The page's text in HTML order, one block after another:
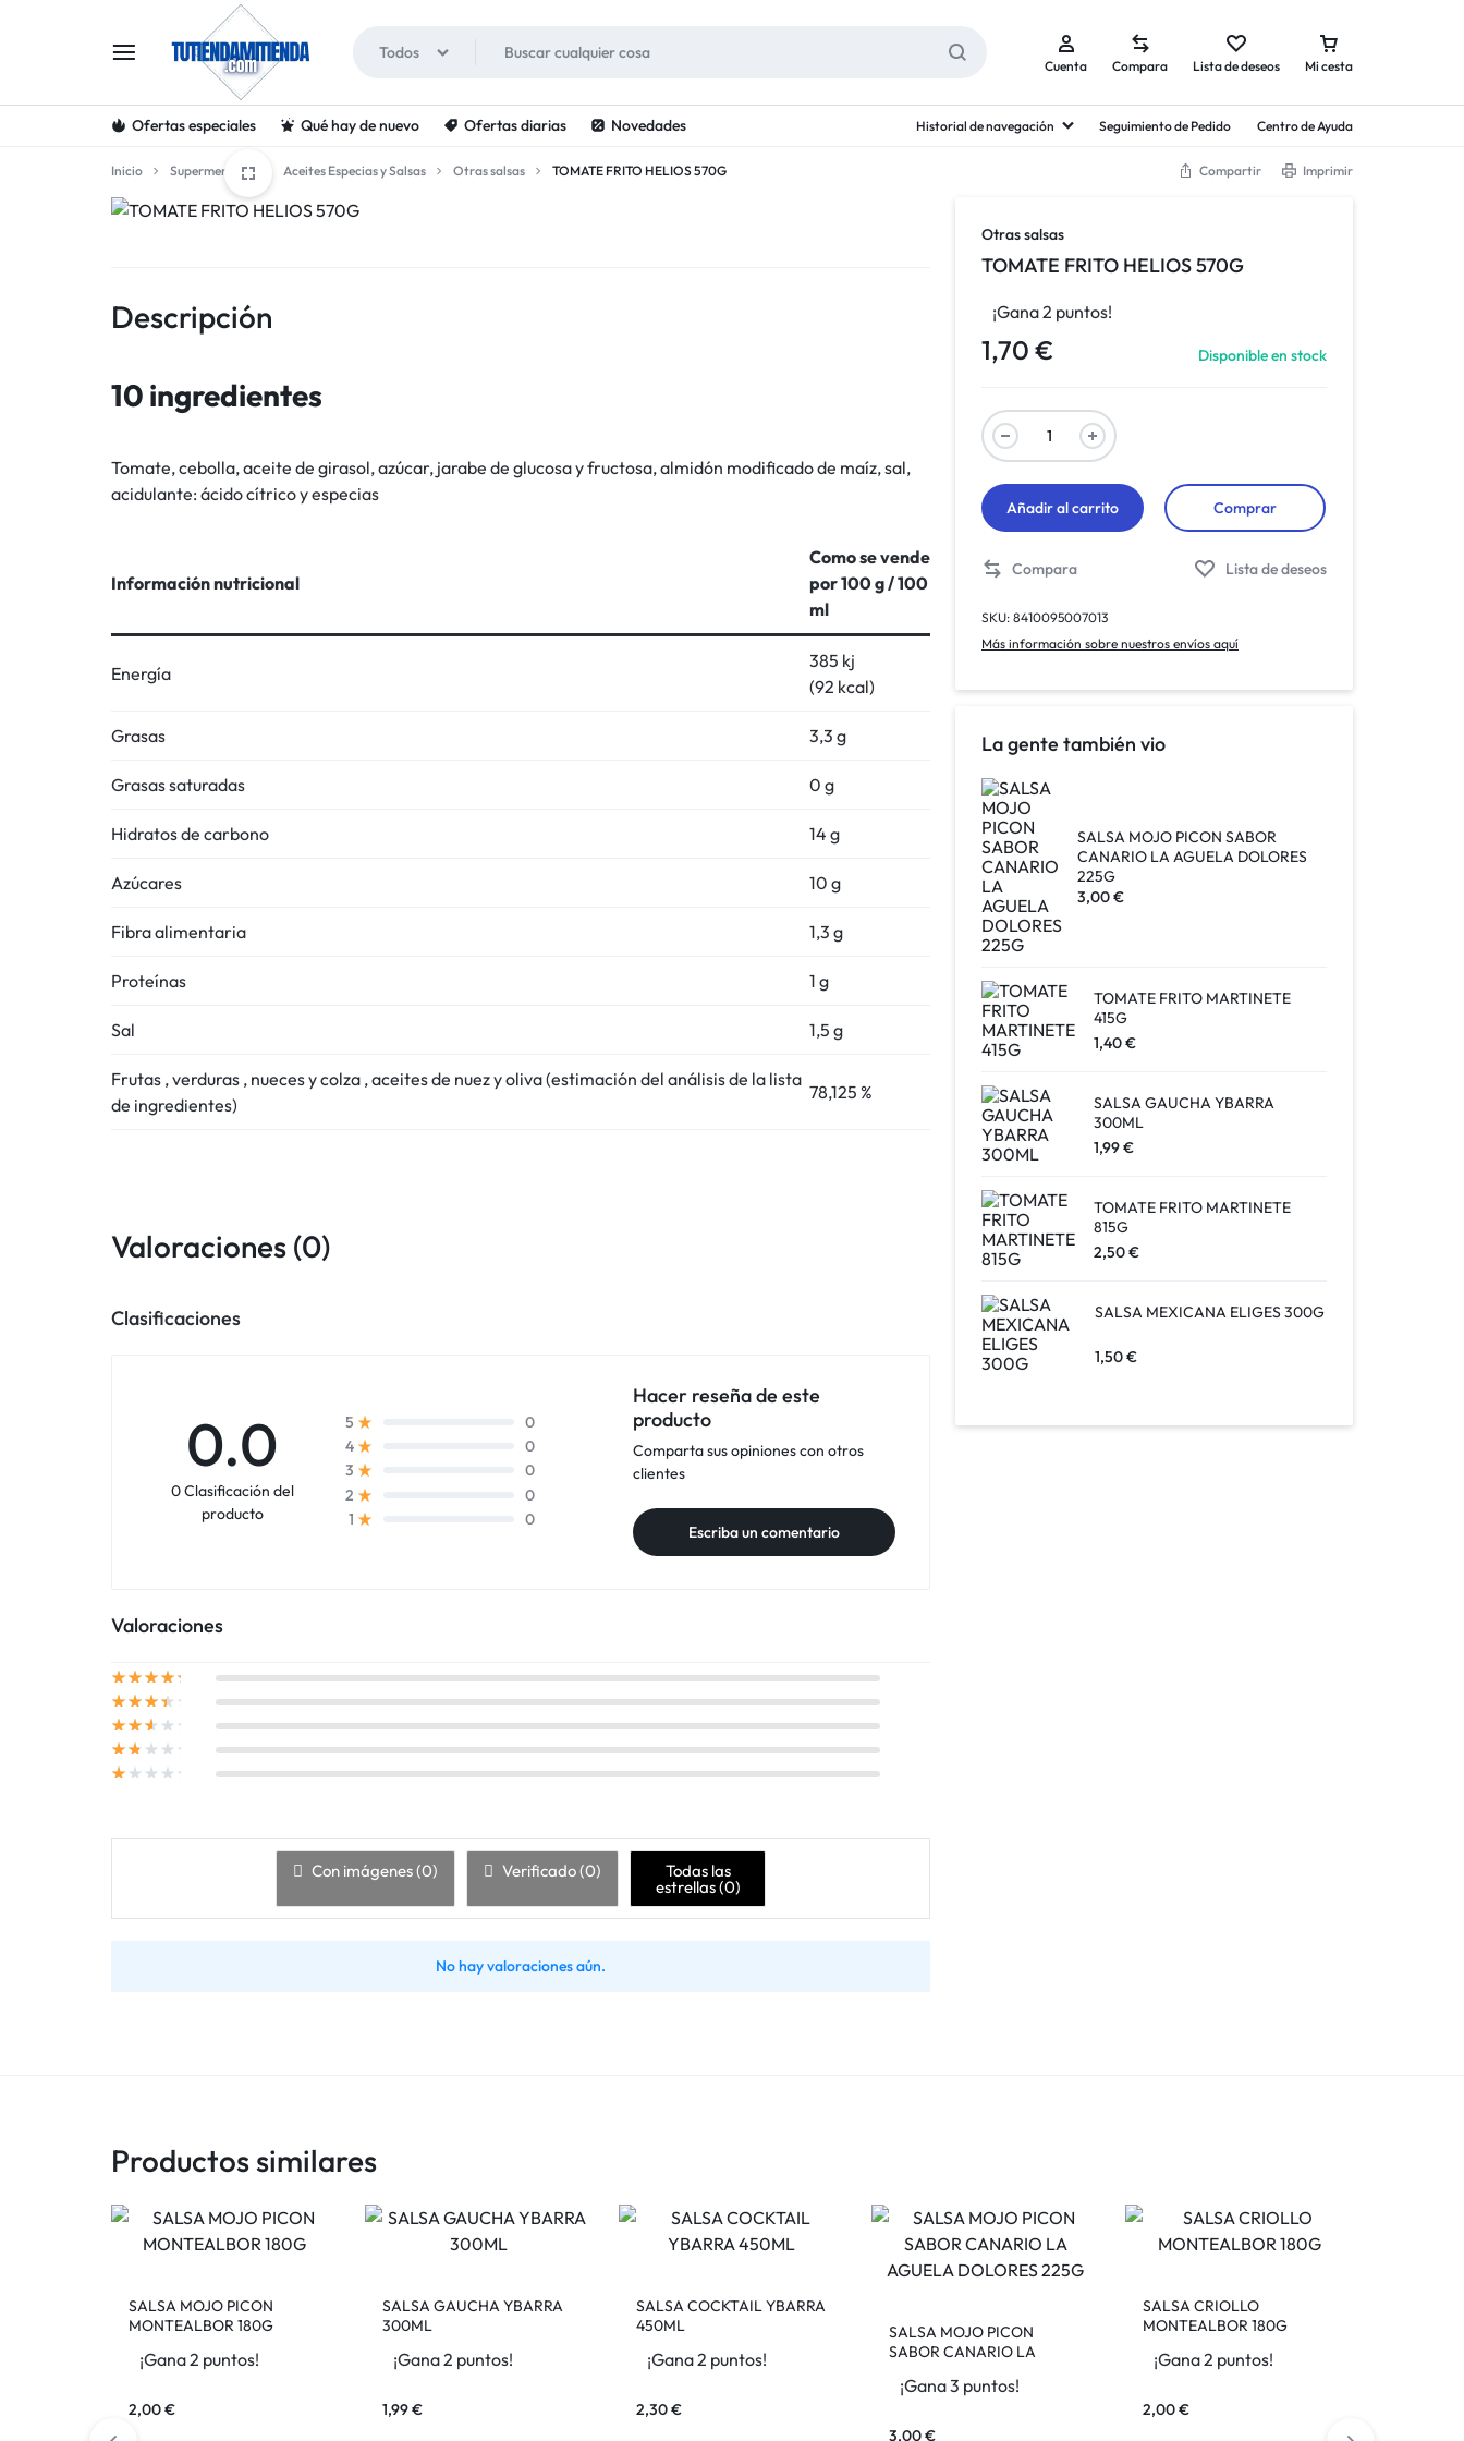
TUTIENDAMITIENDA
Todos
Cuenta Compara Lista de deseos Mi cesta
Ofertas especiales Qué hay de nuevo Ofertas diarias Novedades Historial de navegación Seguimiento de Pedido Centro de Ayuda
Inicio Supermercado Aceites Especias y Salsas Otras salsas TOMATE FRITO HELIOS 570G Compartir Imprimir
Otras salsas
TOMATE FRITO HELIOS 570G
¡Gana 2 puntos!
1,70 € Disponible en stock
Añadir al carrito Comprar
Compara Lista de deseos
SKU: 8410095007013
Más información sobre nuestros envíos aquí
La gente también vio
SALSA MOJO PICON SABOR
CANARIO LA AGUELA DOLORES
225G
3,00€
TOMATE FRITO MARTINETE
415G
1,40€
SALSA GAUCHA YBARRA
300ML
1,99€
TOMATE FRITO MARTINETE
815G
2,50€
SALSA MEXICANA ELIGES 300G
1,50€
Descripción
10 ingredientes
Tomate, cebolla, aceite de girasol, azúcar, jarabe de glucosa y fructosa, almidón modificado de maíz, sal,
acidulante: ácido cítrico y especias
Información nutricional
Como se vende
por 100 g / 100
ml
Energía
385 kj
(92 kcal)
Grasas 3,3 g
Grasas saturadas 0 g
Hidratos de carbono 14 g
Azúcares 10 g
Fibra alimentaria 1,3 g
Proteínas 1 g
Sal 1,5 g
Frutas ‚ verduras ‚ nueces y colza ‚ aceites de nuez y oliva (estimación del análisis de la lista
de ingredientes)
78,125 %
Valoraciones (0)
Clasificaciones
0.0
0 Clasificación del
producto
5
0
4
0
3
0
2
0
1
0
Hacer reseña de este
producto
Comparta sus opiniones con otros
clientes
Escriba un comentario
Valoraciones
Con imágenes (0) Verificado (0) Todas las
estrellas (0)
No hay valoraciones aún.
Productos similares
SALSA MOJO PICON
MONTEALBOR 180G
¡Gana 2 puntos!
2,00€
SALSA GAUCHA YBARRA
300ML
¡Gana 2 puntos!
1,99€
SALSA COCKTAIL YBARRA
450ML
¡Gana 2 puntos!
2,30€
SALSA MOJO PICON
SABOR CANARIO LA
¡Gana 3 puntos!
3,00€
SALSA CRIOLLO
MONTEALBOR 180G
¡Gana 2 puntos!
2,00€